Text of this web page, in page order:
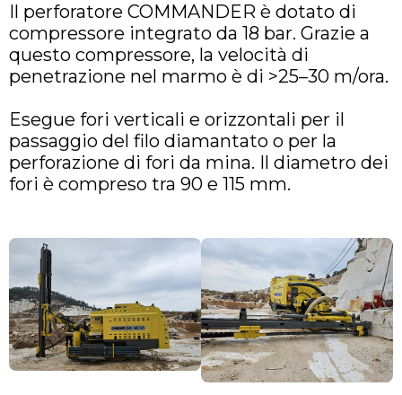
Il perforatore COMMANDER è dotato di
compressore integrato da 18 bar. Grazie a
questo compressore, la velocità di
penetrazione nel marmo è di >25–30 m/ora.
Esegue fori verticali e orizzontali per il
passaggio del filo diamantato o per la
perforazione di fori da mina. Il diametro dei
fori è compreso tra 90 e 115 mm.